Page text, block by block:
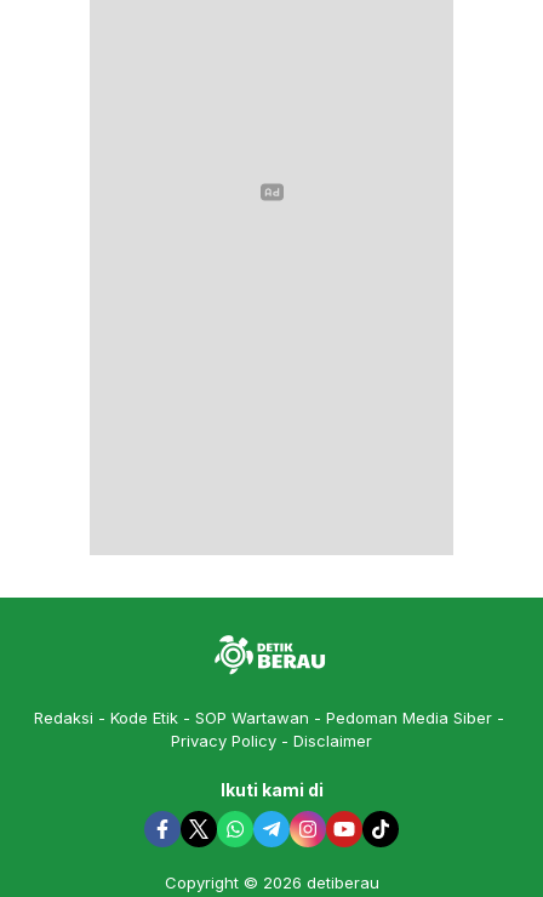
Redaksi Kode Etik SOP Wartawan
Pedoman Media Siber
Privacy Policy
Disclaimer
Ikuti kami di
Copyright © 2026 detiberau